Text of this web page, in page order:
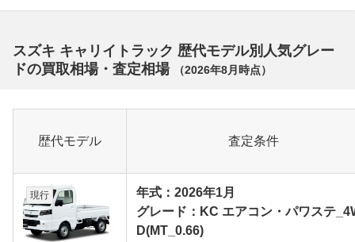
スズキ キャリイトラック 歴代モデル別人気グレー
ドの買取相場・査定相場
（2026年8月 時点）
歴代モデル 査定条件
現行
年式：2026年1月
グレード：KC エアコン・パワステ
D(MT_0.66)